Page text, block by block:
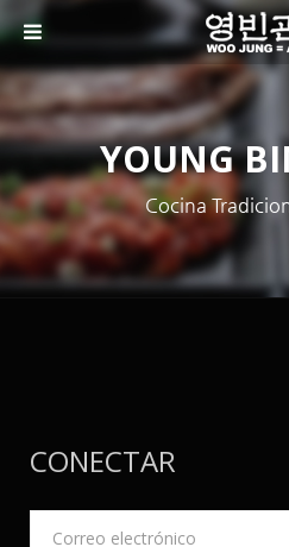
Skip to
YOUNG
Cocina
CONECTAR